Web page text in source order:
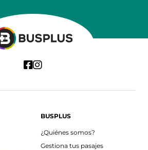
BUSPLUS
¿Quiénes somos?
Gestiona tus pasajes